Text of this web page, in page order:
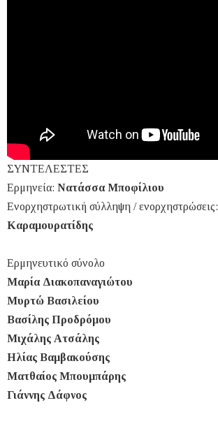
ΣΥΝΤΕΛΕΣΤΕΣ
Ερμηνεία: Νατάσσα Μποφίλιου
Ενορχηστρωτική σύλληψη / ενορχηστρώσεις:
Καραμουρατίδης
Ερμηνευτικό σύνολο
Μαρία Διακοπαναγιώτου
Μυρτώ Βασιλείου
Βασίλης Προδρόμου
Μιχάλης Ατσάλης
Ηλίας Βαμβακούσης
Ματθαίος Μπουμπάρης
Γιάννης Δάφνος